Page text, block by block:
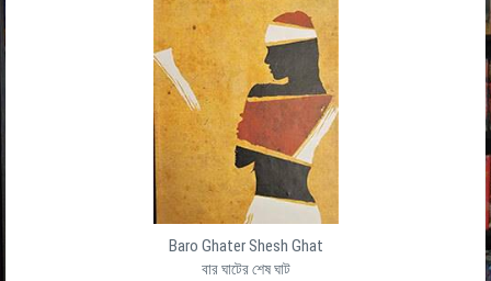
Baro Ghater Shesh Ghat
বার ঘাটের শেষ ঘাট